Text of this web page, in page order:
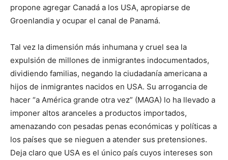
propone agregar Canadá a los USA, apropiarse de
Groenlandia y ocupar el canal de Panamá.
Tal vez la dimensión más inhumana y cruel sea la
expulsión de millones de inmigrantes indocumentados,
dividiendo familias, negando la ciudadanía americana a
hijos de inmigrantes nacidos en USA. Su arrogancia de
hacer “a América grande otra vez” (MAGA) lo ha llevado a
imponer altos aranceles a productos importados,
amenazando con pesadas penas económicas y políticas a
los países que se nieguen a atender sus pretensiones.
Deja claro que USA es el único país cuyos intereses son